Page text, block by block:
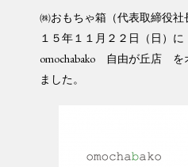
㈱おもちゃ箱（代表取締役社
１５年１１月２２日（日）
omochabako 自由が丘店 を
ました。